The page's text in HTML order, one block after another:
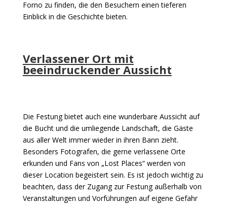
Forno zu finden, die den Besuchern einen tieferen
Einblick in die Geschichte bieten.
Verlassener Ort mit
beeindruckender Aussicht
Die Festung bietet auch eine wunderbare Aussicht auf
die Bucht und die umliegende Landschaft, die Gäste
aus aller Welt immer wieder in ihren Bann zieht.
Besonders Fotografen, die gerne verlassene Orte
erkunden und Fans von „Lost Places“ werden von
dieser Location begeistert sein. Es ist jedoch wichtig zu
beachten, dass der Zugang zur Festung außerhalb von
Veranstaltungen und Vorführungen auf eigene Gefahr